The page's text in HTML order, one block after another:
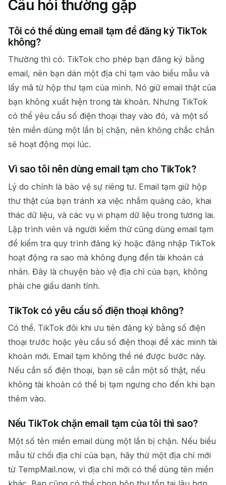
Câu hỏi thường gặp
Tôi có thể dùng email tạm để đăng ký TikTok
không?
Thường thì có. TikTok cho phép bạn đăng ký bằng
email, nên bạn dán một địa chỉ tạm vào biểu mẫu và
lấy mã từ hộp thư tạm của mình. Nó giữ email thật của
bạn không xuất hiện trong tài khoản. Nhưng TikTok
có thể yêu cầu số điện thoại thay vào đó, và một số
tên miền dùng một lần bị chặn, nên không chắc chắn
sẽ hoạt động mọi lúc.
Vì sao tôi nên dùng email tạm cho TikTok?
Lý do chính là bảo vệ sự riêng tư. Email tạm giữ hộp
thư thật của bạn tránh xa việc nhắm quảng cáo, khai
thác dữ liệu, và các vụ vi phạm dữ liệu trong tương lai.
Lập trình viên và người kiểm thử cũng dùng email tạm
để kiểm tra quy trình đăng ký hoặc đăng nhập TikTok
hoạt động ra sao mà không đụng đến tài khoản cá
nhân. Đây là chuyện bảo vệ địa chỉ của bạn, không
phải che giấu danh tính.
TikTok có yêu cầu số điện thoại không?
Có thể. TikTok đôi khi ưu tiên đăng ký bằng số điện
thoại trước hoặc yêu cầu số điện thoại để xác minh tài
khoản mới. Email tạm không thể né được bước này.
Nếu cần số điện thoại, bạn sẽ cần một số thật, nếu
không tài khoản có thể bị tạm ngưng cho đến khi bạn
thêm vào.
Nếu TikTok chặn email tạm của tôi thì sao?
Một số tên miền email dùng một lần bị chặn. Nếu biểu
mẫu từ chối địa chỉ của bạn, hãy thử một địa chỉ mới
từ TempMail.now, vì địa chỉ mới có thể dùng tên miền